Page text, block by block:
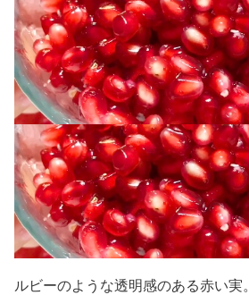
ルビーのような透明感のある赤い実。